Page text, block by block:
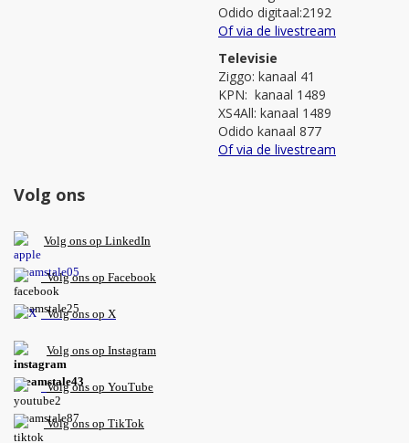
Odido digitaal:2192
Of via de livestream
Televisie
Ziggo: kanaal 41
KPN: kanaal 1489
XS4All: kanaal 1489
Odido kanaal 877
Of via de livestream
Volg ons
Volg ons op LinkedIn
Volg ons op Facebook
Volg ons op X
Volg ons op Instagram
Volgons op YouTube
Volg ons op TikTok